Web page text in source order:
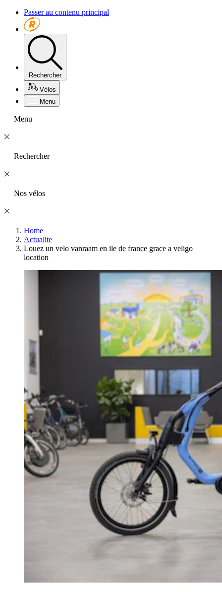
Passer au contenu principal
Rechercher
Vélos
Menu
Menu
Rechercher
Nos vélos
Home
Actualite
Louez un velo vanraam en ile de france grace a veligo
location